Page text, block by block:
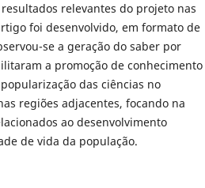
relevantes do projeto nas
foi desenvolvido, em formato de
se a geração do saber por
a promoção de conhecimento
das ciências no
regiões adjacentes, focando na
ao desenvolvimento
de vida da população.